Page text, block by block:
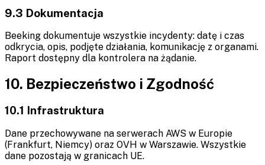
9.3 Dokumentacja
Beeking dokumentuje wszystkie incydenty: datę i czas
odkrycia, opis, podjęte działania, komunikację z organami.
Raport dostępny dla kontrolera na żądanie.
10. Bezpieczeństwo i Zgodność
10.1 Infrastruktura
Dane przechowywane na serwerach AWS w Europie
(Frankfurt, Niemcy) oraz OVH w Warszawie. Wszystkie
dane pozostają w granicach UE.